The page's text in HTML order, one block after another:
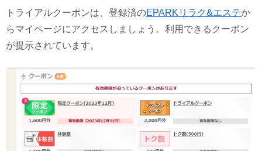
トライアルクーポンは、登録済のEPARKリラク&エステか
らマイページにアクセスしましょう。利用できるクーポン
が提示されています。